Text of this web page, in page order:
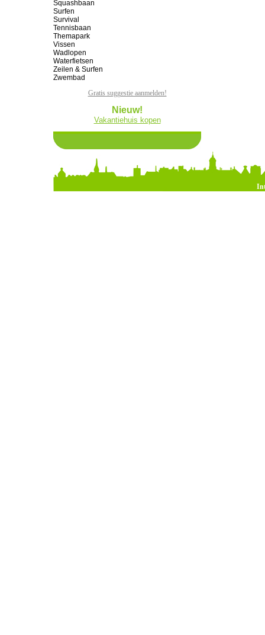
Squashbaan
Surfen
Survival
Tennisbaan
Themapark
Vissen
Wadlopen
Waterfietsen
Zeilen & Surfen
Zwembad
Gratis suggestie aanmelden!
Nieuw!
Vakantiehuis kopen